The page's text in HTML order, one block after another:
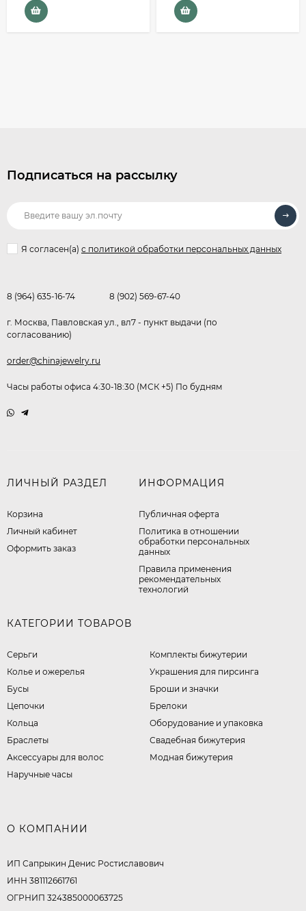
Подписаться на рассылку
Я согласен(a) с политикой обработки персональных данных
8 (964) 635-16-74 8 (902) 569-67-40
г. Москва, Павловская ул., вл7 - пункт выдачи (по
согласованию)
order@chinajewelry.ru
Часы работы офиса 4:30-18:30 (МСК +5) По будням
ЛИЧНЫЙ РАЗДЕЛ
Корзина
Личный кабинет
Оформить заказ
ИНФОРМАЦИЯ
Публичная оферта
​Политика в отношении
обработки персональных
данных
Правила применения
рекомендательных
технологий
КАТЕГОРИИ ТОВАРОВ
Серьги
Колье и ожерелья
Бусы
Цепочки
Кольца
Браслеты
Аксессуары для волос
Наручные часы
Комплекты бижутерии
Украшения для пирсинга
Броши и значки
Брелоки
Оборудование и упаковка
Свадебная бижутерия
Модная бижутерия
О КОМПАНИИ
ИП Сапрыкин Денис Ростиславович
ИНН 381112661761
ОГРНИП 324385000063725